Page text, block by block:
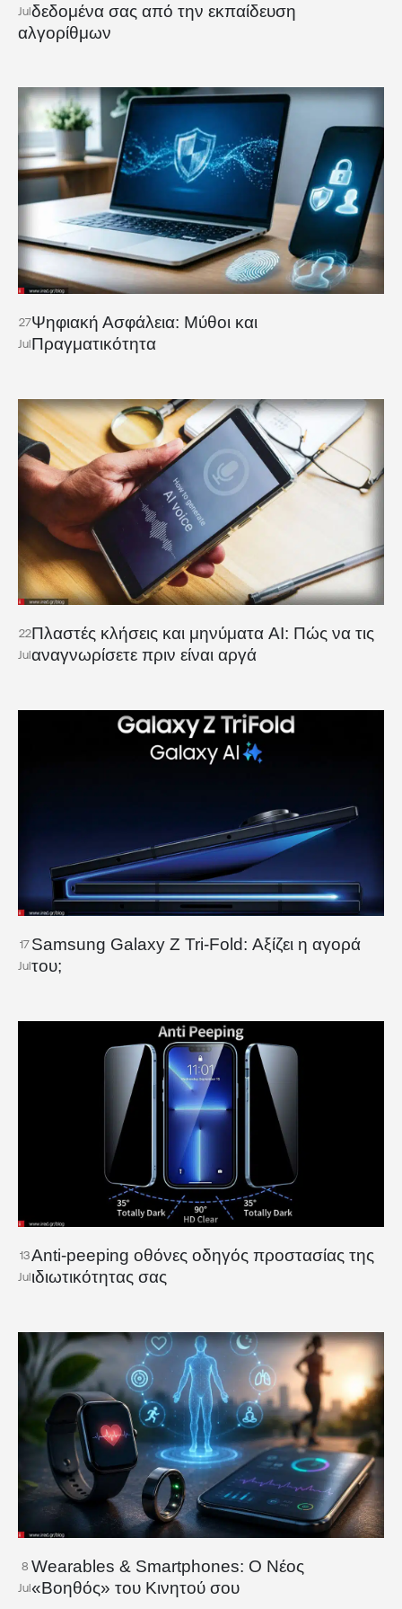
Julδεδομένα σας από την εκπαίδευση
αλγορίθμων
27
Jul
Ψηφιακή Ασφάλεια: Μύθοι και
Πραγματικότητα
22
Jul
Πλαστές κλήσεις και μηνύματα AI: Πώς να τις
αναγνωρίσετε πριν είναι αργά
17
Jul
Samsung Galaxy Z Tri-Fold: Αξίζει η αγορά
του;
13
Jul
Anti-peeping οθόνες οδηγός προστασίας της
ιδιωτικότητας σας
8
Jul
Wearables & Smartphones: Ο Νέος
«Βοηθός» του Κινητού σου